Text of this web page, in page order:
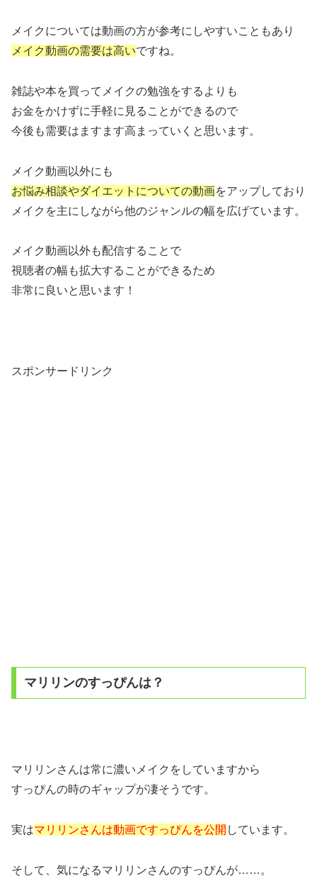
メイクについては動画の方が参考にしやすいこともあり
メイク動画の需要は高いですね。
雑誌や本を買ってメイクの勉強をするよりも
お金をかけずに手軽に見ることができるので
今後も需要はますます高まっていくと思います。
メイク動画以外にも
お悩み相談やダイエットについての動画をアップしており
メイクを主にしながら他のジャンルの幅を広げています。
メイク動画以外も配信することで
視聴者の幅も拡大することができるため
非常に良いと思います！
スポンサードリンク
マリリンのすっぴんは？
マリリンさんは常に濃いメイクをしていますから
すっぴんの時のギャップが凄そうです。
実はマリリンさんは動画ですっぴんを公開 しています。
そして、気になるマリリンさんのすっぴんが……。